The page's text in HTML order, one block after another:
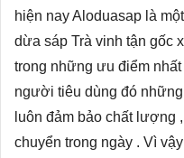
hiện nay Aloduasap là
dừa sáp Trà vinh tận gốc
trong những ưu điểm
người tiêu dùng đó
luôn đảm bảo chất
chuyển trong ngày . Vì